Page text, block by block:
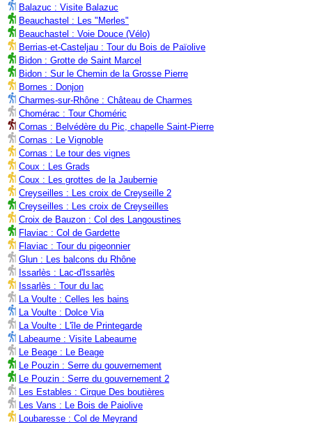
Balazuc : Visite Balazuc
Beauchastel : Les "Merles"
Beauchastel : Voie Douce (Vélo)
Berrias-et-Casteljau : Tour du Bois de Païolive
Bidon : Grotte de Saint Marcel
Bidon : Sur le Chemin de la Grosse Pierre
Bornes : Donjon
Charmes-sur-Rhône : Château de Charmes
Chomérac : Tour Choméric
Cornas : Belvédère du Pic, chapelle Saint-Pierre
Cornas : Le Vignoble
Cornas : Le tour des vignes
Coux : Les Grads
Coux : Les grottes de la Jaubernie
Creyseilles : Les croix de Creyseille 2
Creyseilles : Les croix de Creyseilles
Croix de Bauzon : Col des Langoustines
Flaviac : Col de Gardette
Flaviac : Tour du pigeonnier
Glun : Les balcons du Rhône
Issarlès : Lac-d'Issarlès
Issarlès : Tour du lac
La Voulte : Celles les bains
La Voulte : Dolce Via
La Voulte : L'île de Printegarde
Labeaume : Visite Labeaume
Le Beage : Le Beage
Le Pouzin : Serre du gouvernement
Le Pouzin : Serre du gouvernement 2
Les Estables : Cirque Des boutières
Les Vans : Le Bois de Paiolive
Loubaresse : Col de Meyrand